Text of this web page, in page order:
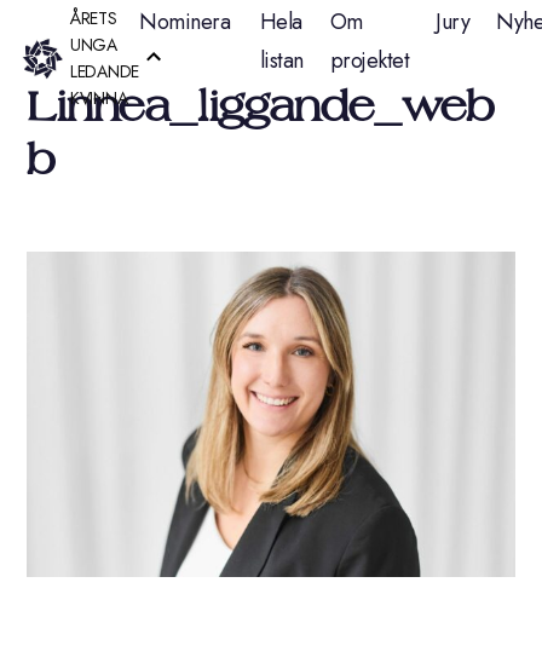
Hoppa
till
innehåll
ÅRETS
UNGA
LEDANDE
KVINNA
Nominera
Hela
listan
Om
projektet
Jury
Linnea_liggande_web
b